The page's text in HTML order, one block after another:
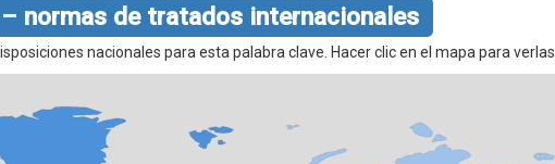
normas de tratados internacionales
nacionales para esta palabra clave. Hacer clic en el mapa para verlas.